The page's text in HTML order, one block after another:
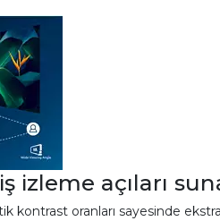
izleme açıları
kontrast oranları sayesinde